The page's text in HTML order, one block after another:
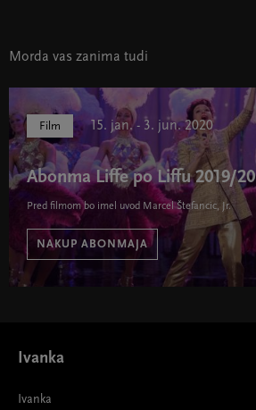
Morda vas zanima tudi
Film 15. jan. - 3. jun. 2020
Abonma Liffe po Liffu 2019/20
Pred filmom bo imel uvod Marcel Štefancic, Jr.
NAKUP ABONMAJA
Ivanka
Ivanka